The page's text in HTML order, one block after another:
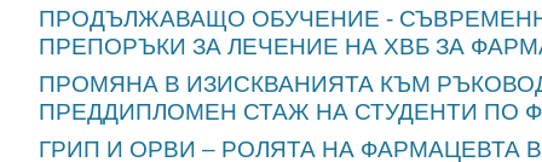
ПРОДЪЛЖАВАЩО ОБУЧЕНИЕ -
ПРЕПОРЪКИ ЗА ЛЕЧЕНИЕ НА ХВБ ЗА
ПРОМЯНА В ИЗИСКВАНИЯТА КЪМ
ПРЕДДИПЛОМЕН СТАЖ НА СТУДЕНТИ ПО
ГРИП И ОРВИ – РОЛЯТА НА ФАРМАЦЕВТА